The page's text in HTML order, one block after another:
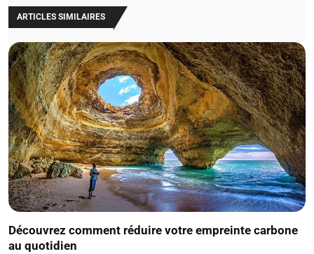
ARTICLES SIMILAIRES
Découvrez comment réduire votre empreinte carbone
au quotidien